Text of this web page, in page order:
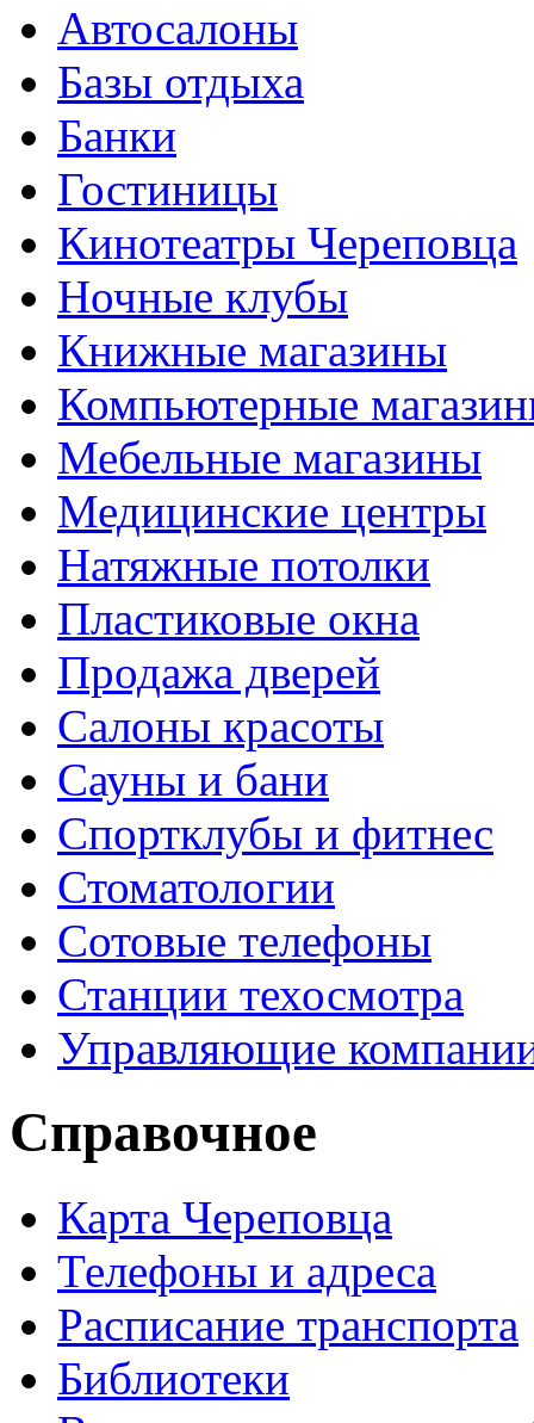
Автосалоны
Базы отдыха
Банки
Гостиницы
Кинотеатры Череповца
Ночные клубы
Книжные магазины
Компьютерные
Мебельные магазины
Медицинские центры
Натяжные потолки
Пластиковые окна
Продажа дверей
Салоны красоты
Сауны и бани
Спортклубы и фитнес
Стоматологии
Сотовые телефоны
Станции техосмотра
Управляющие
Справочное
Карта Череповца
Телефоны и адреса
Расписание транспорта
Библиотеки